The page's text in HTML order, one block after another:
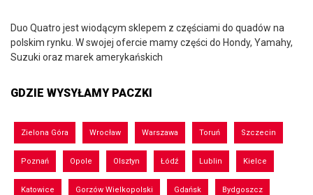
Duo Quatro jest wiodącym sklepem z częściami do quadów na
polskim rynku. W swojej ofercie mamy części do Hondy, Yamahy,
Suzuki oraz marek amerykańskich
GDZIE WYSYŁAMY PACZKI
Zielona Góra Wrocław Warszawa Toruń Szczecin
Poznań Opole Olsztyn Łódź Lublin Kielce
Katowice Gorzów Wielkopolski Gdańsk Bydgoszcz